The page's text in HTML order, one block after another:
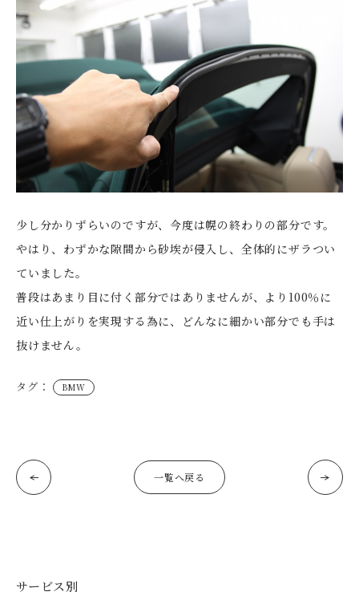
少し分かりずらいのですが、今度は幌の終わりの部分です。
やはり、わずかな隙間から砂埃が侵入し、全体的にザラつい
ていました。
普段はあまり目に付く部分ではありませんが、より100％に
近い仕上がりを実現する為に、どんなに細かい部分でも手は
抜けません。
タグ： BMW
一覧へ戻る
サービス別